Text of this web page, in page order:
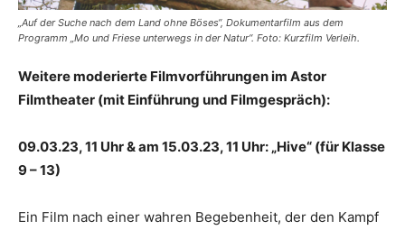
„Auf der Suche nach dem Land ohne Böses“, Dokumentarfilm aus dem
Programm „Mo und Friese unterwegs in der Natur“. Foto: Kurzfilm Verleih.
Weitere moderierte Filmvorführungen im Astor
Filmtheater (mit Einführung und Filmgespräch):
09.03.23, 11 Uhr & am 15.03.23, 11 Uhr: „Hive“ (für Klasse
9 – 13)
Ein Film nach einer wahren Begebenheit, der den Kampf